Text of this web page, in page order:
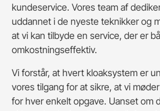
kundeservice. Vores team af
uddannet i de nyeste teknikker og
at vi kan tilbyde en service, der er
omkostningseffektiv.
Vi forstår, at hvert kloaksystem er
vores tilgang for at sikre, at vi
for hver enkelt opgave. Uanset om